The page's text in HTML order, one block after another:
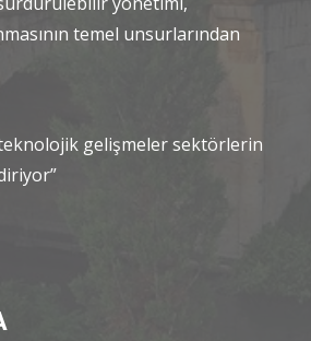
temel unsurlarından
gelişmeler sektörlerin